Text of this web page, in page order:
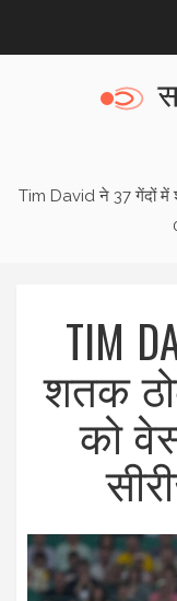
Tim David ने 37 गेंदों में
TIM
शतक
को